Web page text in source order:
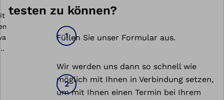
testen zu können?
Füllen Sie unser Formular aus.
Wir werden uns dann so schnell wie
möglich mit Ihnen in Verbindung setzen,
um mit Ihnen einen Termin bei Ihrem